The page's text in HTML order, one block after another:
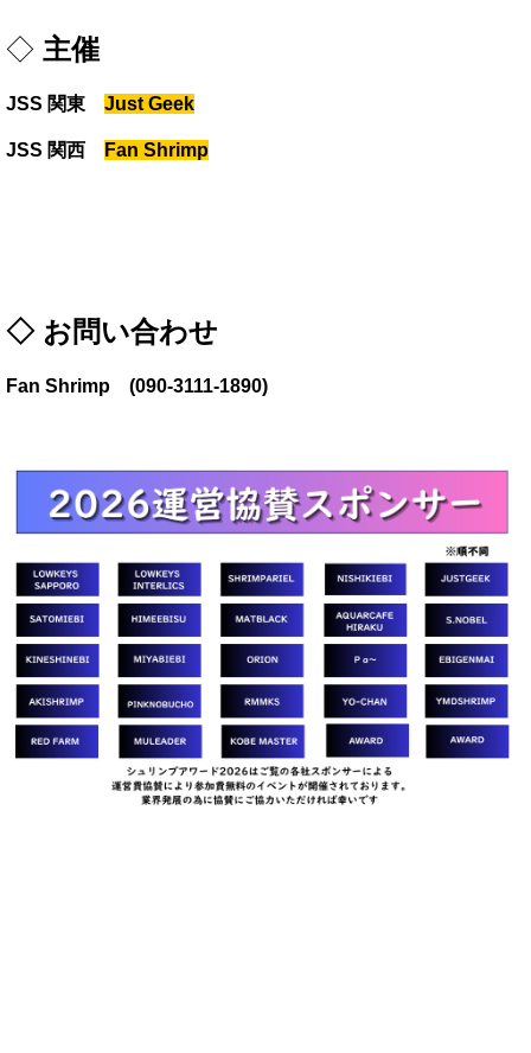
◇ 主催
JSS 関東 Just Geek
JSS 関西 Fan Shrimp
◇ お問い合わせ
Fan Shrimp (090-3111-1890)